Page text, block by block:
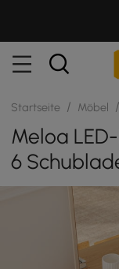
Startseite / Möbel /
Meloa
6
1200 Mm